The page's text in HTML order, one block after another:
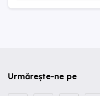
Urmărește-ne pe